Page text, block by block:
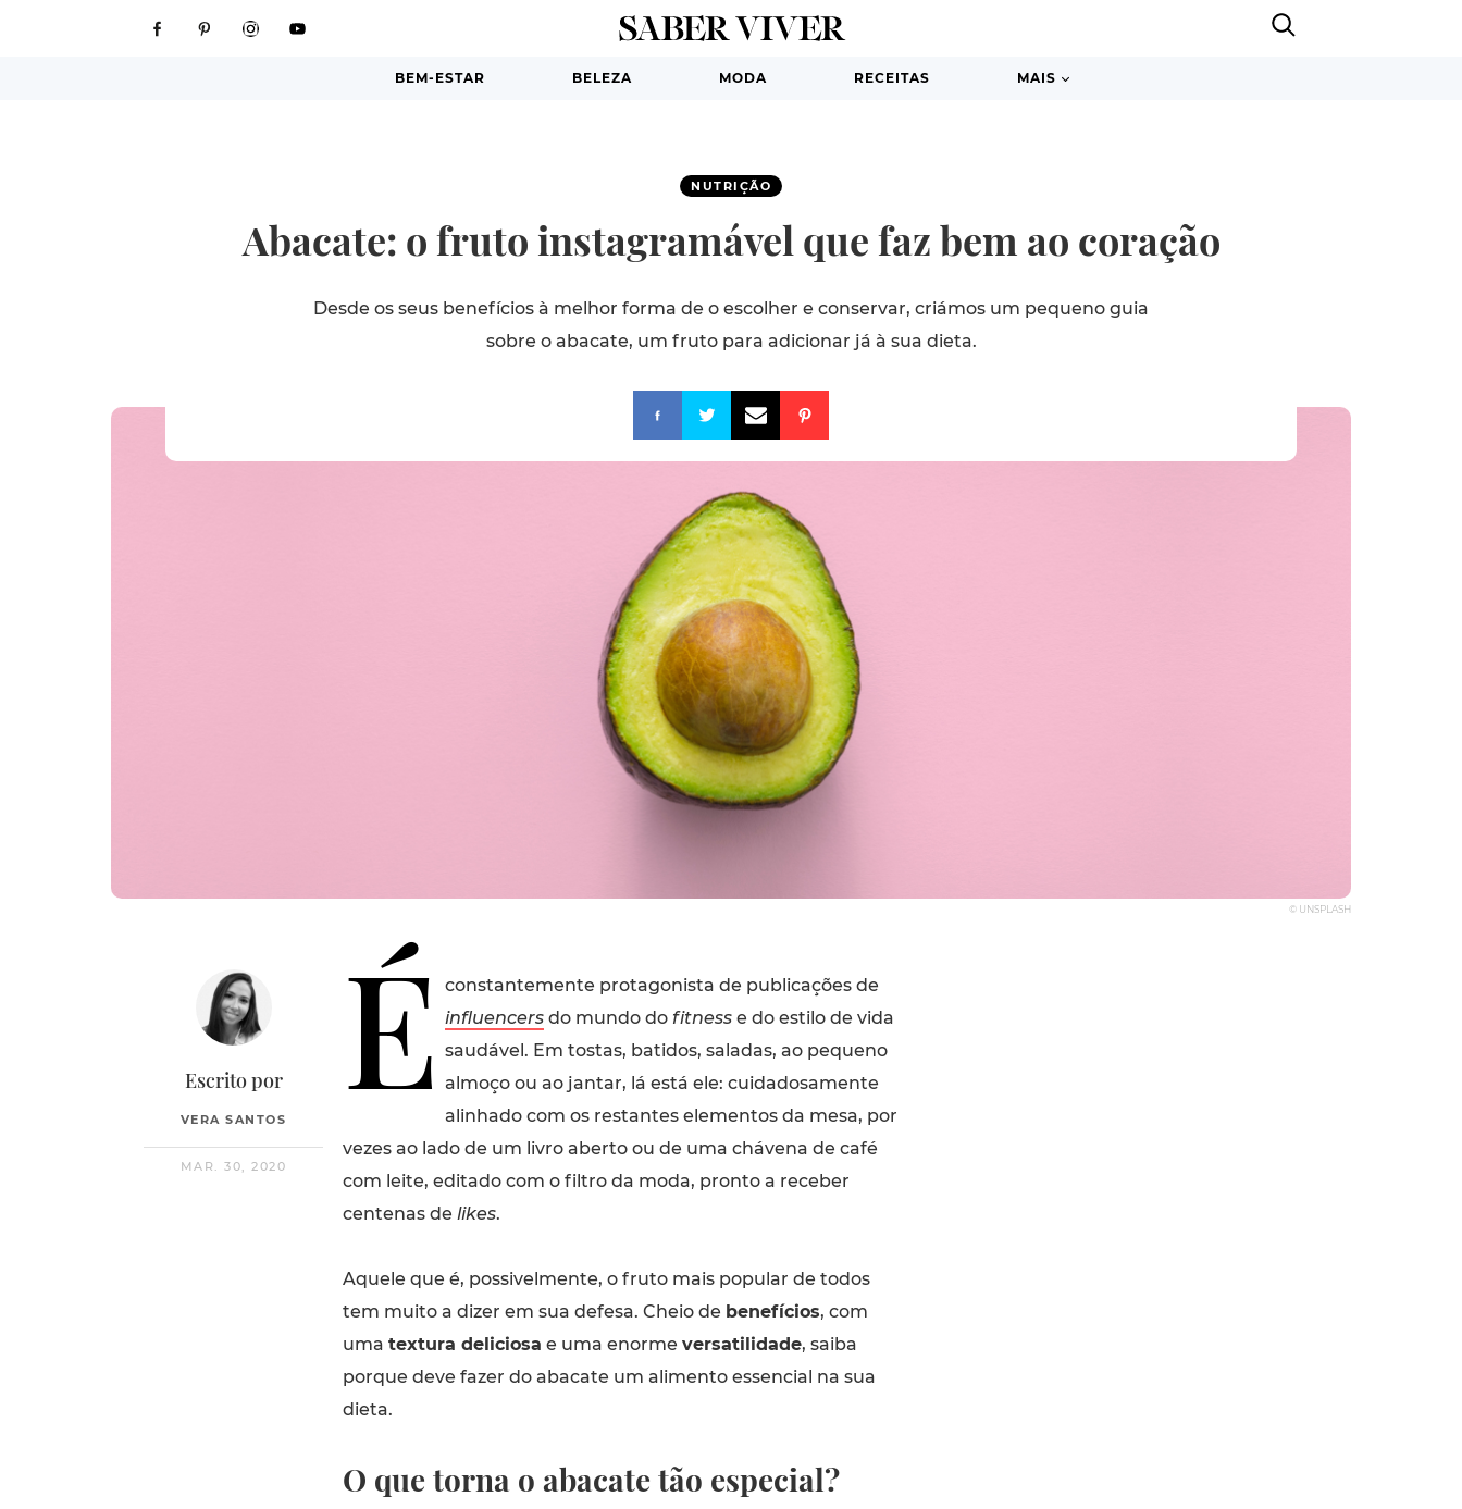
BEM-ESTAR BELEZA MODA RECEITAS MAIS
NUTRIÇÃO
Abacate: o fruto instagramável que faz bem ao coração
Desde os seus benefícios à melhor forma de o escolher e conservar, criámos um pequeno guia
sobre o abacate, um fruto para adicionar já à sua dieta.
© UNSPLASH
Escrito por
VERA SANTOS
MAR. 30, 2020
É
constantemente protagonista de publicações de
influencersdo mundo do fitnesse do estilo de vida
saudável. Em tostas, batidos, saladas, ao pequeno
almoço ou ao jantar, lá está ele: cuidadosamente
alinhado com os restantes elementos da mesa, por
vezes ao lado de um livro aberto ou de uma chávena de café
com leite, editado com o filtro da moda, pronto a receber
centenas de likes.
Aquele que é, possivelmente, o fruto mais popular de todos
tem muito a dizer em sua defesa. Cheio de benefícios, com
uma textura deliciosa e uma enorme versatilidade, saiba
porque deve fazer do abacate um alimento essencial na sua
dieta.
O que torna o abacate tão especial?